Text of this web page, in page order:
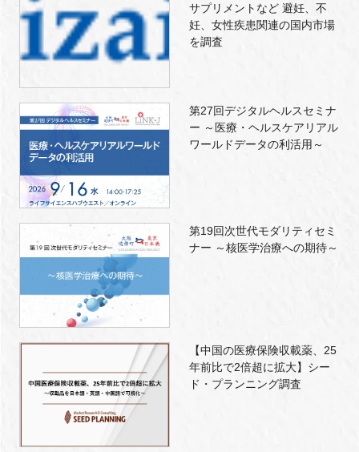
サプリメントなど 避妊、不
妊、女性疾患関連の国内市場
を調査
第27回デジタルヘルスセミナ
ー ～医療・ヘルスケアリアル
ワールドデータの利活用～
第19回次世代モダリティセミ
ナー ～核医学治療への期待～
【中国の医療保険収載薬、25
年前比で2倍超に拡大】シー
ド・プランニング調査